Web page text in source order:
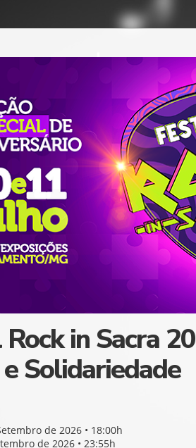
in Sacra
Solidariedade
de 2026 • 18:00h
de 2026 • 23:55h